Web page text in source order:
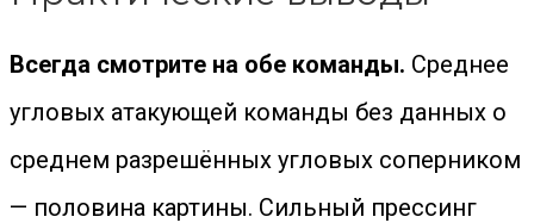
Всегда смотрите на обе команды. Среднее
угловых атакующей команды без данных о
среднем разрешённых угловых соперником
— половина картины. Сильный прессинг